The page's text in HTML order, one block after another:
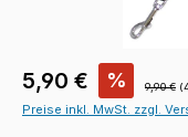
Verkaufspreis:
5,90 € % 9,90 €
Preise inkl. MwSt. zzgl.